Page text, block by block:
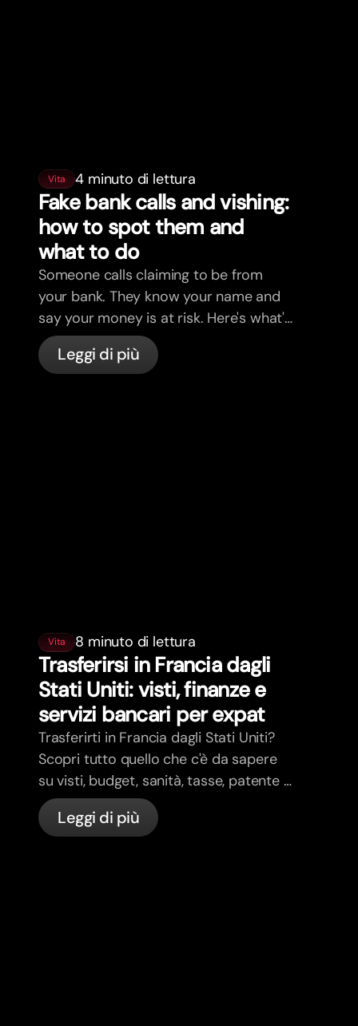
Vita 4 minuto di lettura
Fake bank calls and vishing:
how to spot them and
what to do
Someone calls claiming to be from
your bank. They know your name and
say your money is at risk. Here's what's
actually happening, and what to do.
Leggi di più
Vita 8 minuto di lettura
Trasferirsi in Francia dagli
Stati Uniti: visti, finanze e
servizi bancari per expat
Trasferirti in Francia dagli Stati Uniti?
Scopri tutto quello che c'è da sapere
su visti, budget, sanità, tasse, patente e
servizi bancari per expat in Francia con
bunq.Leggi di più